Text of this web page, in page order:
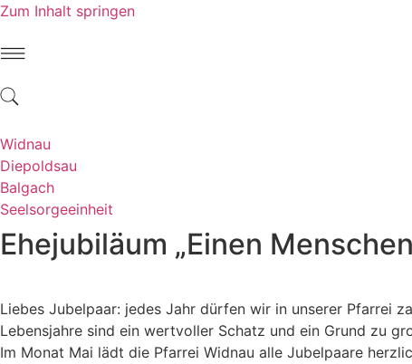
Zum Inhalt springen
Widnau
Diepoldsau
Balgach
Seelsorgeeinheit
Ehejubiläum „Einen
Liebes Jubelpaar: jedes Jahr dürfen wir in unserer Pfarrei
Lebensjahre sind ein wertvoller Schatz und ein Grund zu
Im Monat Mai lädt die Pfarrei Widnau alle Jubelpaare